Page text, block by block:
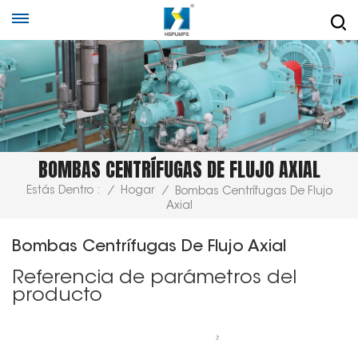
BOMBAS CENTRÍFUGAS DE FLUJO AXIAL
Estás Dentro : / Hogar /
Bombas Centrífugas De Flujo
Axial
Bombas Centrífugas De Flujo Axial
Referencia de parámetros del
producto